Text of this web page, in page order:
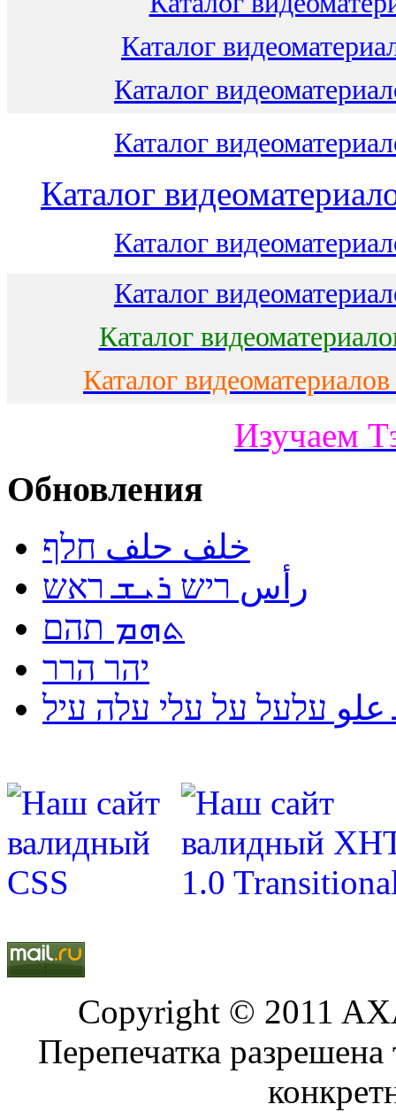
Каталог
Каталог
Каталог
Каталог
Каталог
Каталог
Каталог
Каталог
Изучаем
Обновления
خلف حلف חלף
رأس ריש ܪܝܫ ראש
ܬܗܡ תהם
יהר הרר
עלעל על עלי עלה עיל
Copyright © 2011
Перепечатка